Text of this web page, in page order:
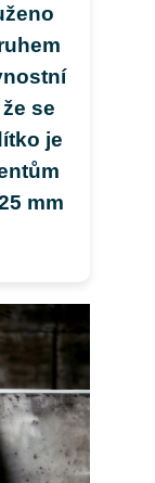
se
je
mm